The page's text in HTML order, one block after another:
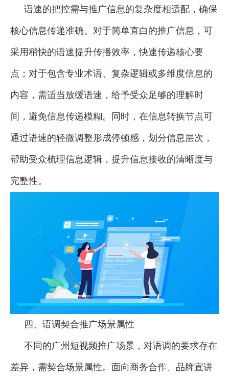
语速的把控需与推广信息的复杂度相适配，确保
核心信息传递准确。对于简单直白的推广信息，可
采用稍快的语速提升传播效率，快速传递核心要
点；对于包含专业术语、复杂逻辑或多维度信息的
内容，需适当放缓语速，给予受众足够的理解时
间，避免信息传递模糊。同时，在信息转换节点可
通过语速的轻微调整形成停顿感，划分信息层次，
帮助受众梳理信息逻辑，提升信息接收的清晰度与
完整性。
四、语调契合推广场景属性
不同的广州短视频推广场景，对语调的要求存在
差异，需契合场景属性。面向商务合作、品牌宣讲